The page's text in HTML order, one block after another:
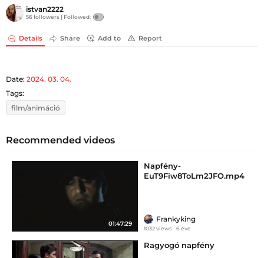
istvan2222
56 followers | Followed:
Details Share Add to Report
Date: 2024. 03. 04.
Tags:
film/animáció
Recommended videos
01:47:29
Napfény-
EuT9Fiw8ToLm2JFO.mp4
Frankyking
1032 views 6 éve
Ragyogó napfény